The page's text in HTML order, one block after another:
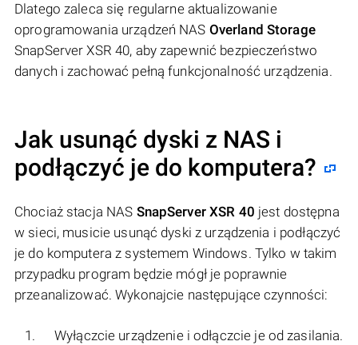
Dlatego zaleca się regularne aktualizowanie
oprogramowania urządzeń NAS Overland Storage
SnapServer XSR 40, aby zapewnić bezpieczeństwo
danych i zachować pełną funkcjonalność urządzenia.
Jak usunąć dyski z NAS i
podłączyć je do komputera?
Chociaż stacja NAS SnapServer XSR 40 jest dostępna
w sieci, musicie usunąć dyski z urządzenia i podłączyć
je do komputera z systemem Windows. Tylko w takim
przypadku program będzie mógł je poprawnie
przeanalizować. Wykonajcie następujące czynności:
Wyłączcie urządzenie i odłączcie je od zasilania.